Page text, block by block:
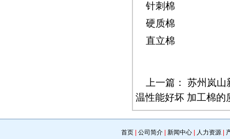
针刺棉
硬质棉
直立棉
上一篇： 苏州岚山
温性能好坏 加工棉的
首页| 公司简介| 新闻中心| 人力资源|